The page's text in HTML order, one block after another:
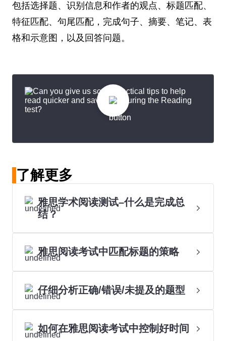
包括选择题、识别信息和作者的观点、标题匹配、
特征匹配、句尾匹配，完成句子、摘要、笔记、表
格和示意图，以及回答问题。
了解更多
雅思学术阅读测试–什么是完成总
结？
雅思阅读考试中匹配标题的策略
仔细分析正确/错误/未提及的题型
如何在雅思阅读考试中控制好时间